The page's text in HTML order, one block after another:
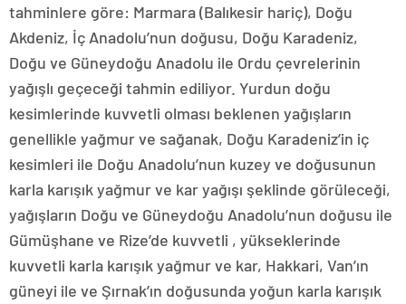
tahminlere göre: Marmara (Balıkesir hariç), Doğu
Akdeniz, İç Anadolu’nun doğusu, Doğu Karadeniz,
Doğu ve Güneydoğu Anadolu ile Ordu çevrelerinin
yağışlı geçeceği tahmin ediliyor. Yurdun doğu
kesimlerinde kuvvetli olması beklenen yağışların
genellikle yağmur ve sağanak, Doğu Karadeniz’in iç
kesimleri ile Doğu Anadolu’nun kuzey ve doğusunun
karla karışık yağmur ve kar yağışı şeklinde görüleceği,
yağışların Doğu ve Güneydoğu Anadolu’nun doğusu ile
Gümüşhane ve Rize’de kuvvetli , yükseklerinde
kuvvetli karla karışık yağmur ve kar, Hakkari, Van’ın
güneyi ile ve Şırnak’ın doğusunda yoğun karla karışık